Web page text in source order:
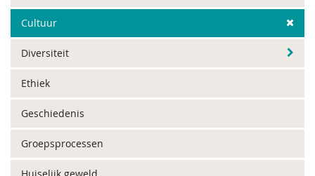
Cultuur
Diversiteit
Ethiek
Geschiedenis
Groepsprocessen